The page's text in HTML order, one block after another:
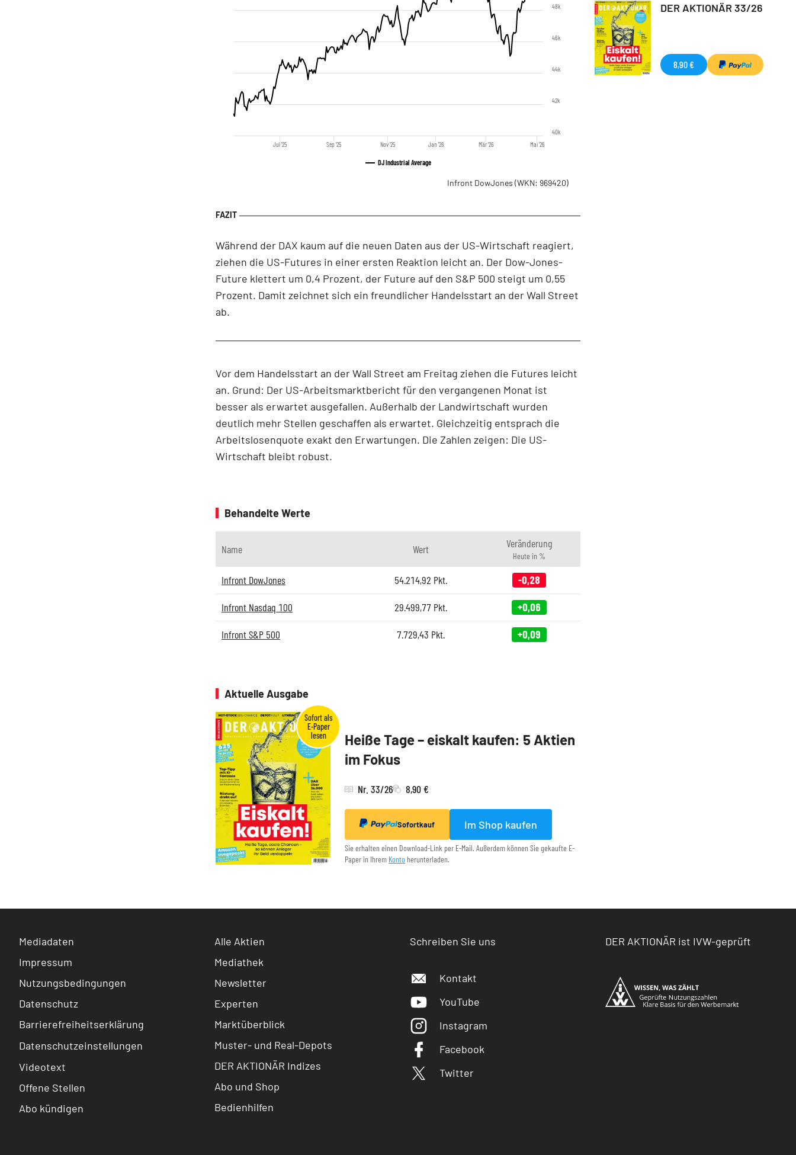
DJ Industrial Average
Jul '25 Sep '25 Nov '25 Jan '26 Mär '26 Mai '26
40k
42k
44k
46k
48k
Infront DowJones (WKN: 969420)
Während der DAX kaum auf die neuen Daten aus der US-Wirtschaft reagiert,
ziehen die US-Futures in einer ersten Reaktion leicht an. Der Dow-Jones-
Future klettert um 0,4 Prozent, der Future auf den S&P 500 steigt um 0,55
Prozent. Damit zeichnet sich ein freundlicher Handelsstart an der Wall Street
ab.
Vor dem Handelsstart an der Wall Street am Freitag ziehen die Futures leicht
an. Grund: Der US-Arbeitsmarktbericht für den vergangenen Monat ist
besser als erwartet ausgefallen. Außerhalb der Landwirtschaft wurden
deutlich mehr Stellen geschaffen als erwartet. Gleichzeitig entsprach die
Arbeitslosenquote exakt den Erwartungen. Die Zahlen zeigen: Die US-
Wirtschaft bleibt robust.
Behandelte Werte
Name Wert Veränderung
Heute in %
Infront DowJones 54.214,92 Pkt. -0,28
Infront Nasdaq 100 29.499,77 Pkt. +0,06
Infront S&P 500 7.729,43 Pkt. +0,09
Aktuelle Ausgabe
Heiße Tage – eiskalt kaufen: 5 Aktien
im Fokus
Nr. 33/26 8,90 €
Sofortkauf Im Shop kaufen
Sie erhalten einen Download-Link per E-Mail. Außerdem können Sie gekaufte E-
Paper in Ihrem Konto herunterladen.
DER AKTIONÄR 33/26
8,90 €
Mediadaten
Impressum
Nutzungsbedingungen
Datenschutz
Barrierefreiheitserklärung
Datenschutzeinstellungen
Videotext
Offene Stellen
Abo kündigen
Alle Aktien
Mediathek
Newsletter
Experten
Marktüberblick
Muster- und Real-Depots
DER AKTIONÄR Indizes
Abo und Shop
Bedienhilfen
Schreiben Sie uns
Kontakt
YouTube
Instagram
Facebook
Twitter
DER AKTIONÄR ist IVW-geprüft